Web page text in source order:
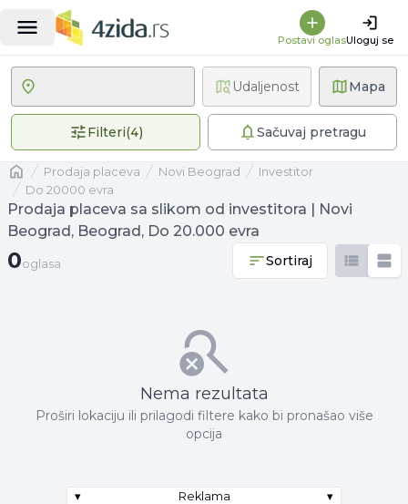
Postavi oglasUloguj se
Mapa
Filteri(4)4 primenjena filteraSačuvaj pretragu
Udaljenost
Naslovnaprodaja placeva Novi Beograd
investitor
Do 20000 evra
Prodaja placeva sa slikom od investitora | Novi
Beograd, Beograd, Do 20.000 evra
0 oglasa
0oglasa Sortiraj
Nema rezultata
Proširi lokaciju ili prilagodi filtere kako bi pronašao više
opcija
▾ Reklama ▾